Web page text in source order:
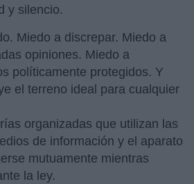
y silencio.
Miedo a discrepar. Miedo a
opiniones. Miedo a
políticamente protegidos. Y
el terreno ideal para cualquier
organizadas que utilizan las
de información y el aparato
mutuamente mientras
la ley.